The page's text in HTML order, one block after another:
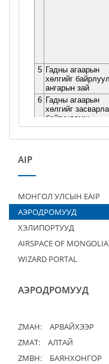
AIP
МОНГОЛ УЛСЫН EAIP
АЭРОДРОМУУД
ХЭЛИПОРТУУД
AIRSPACE OF MONGOLIA
WIZARD PORTAL
АЭРОДРОМУУД
ZMAH:
АРВАЙХЭЭР
ZMAT:
АЛТАЙ
ZMBH:
БАЯНХОНГОР